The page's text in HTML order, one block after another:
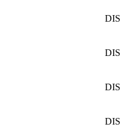
DIS
DIS
DIS
DIS